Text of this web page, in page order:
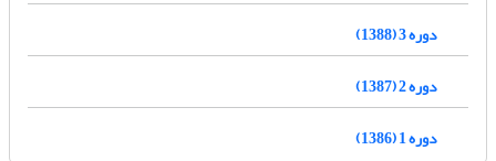
دوره 3 (1388)
دوره 2 (1387)
دوره 1 (1386)